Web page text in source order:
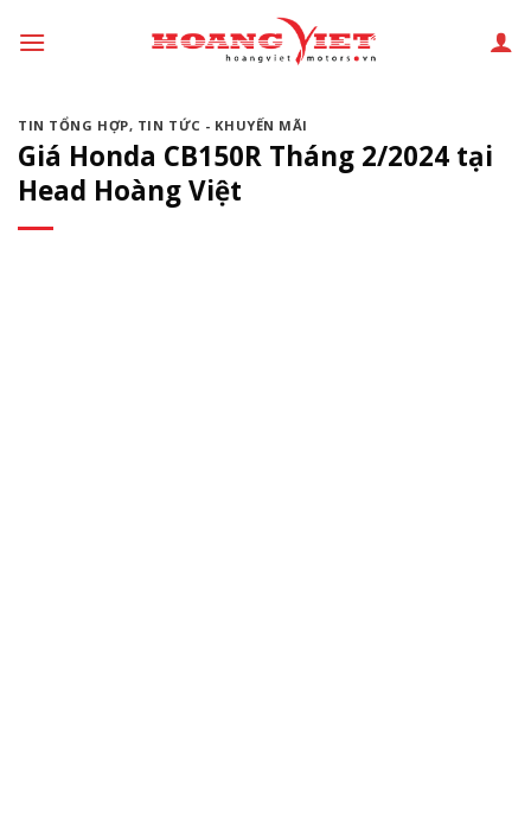
đến
dungTIN TỔNG HỢP, TIN TỨC - KHUYẾN MÃI
Giá Honda CB150R Tháng 2/2024 tại
Head Hoàng Việt